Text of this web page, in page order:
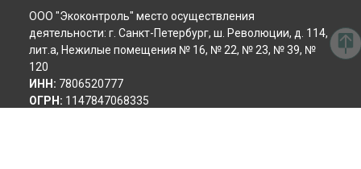
Уничтожение змей
Гербицидная обработка
Акарицидная обработка
Избавление от сколопендр
ООО "Экоконтроль" место осуществления
деятельности: г. Санкт-Петербург, ш. Революции, д. 114,
лит.а, Нежилые помещения № 16, № 22, № 23, № 39, №
120
ИНН: 7806520777
ОГРН: 1147847068335